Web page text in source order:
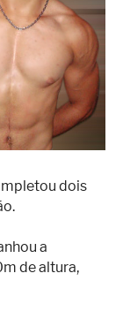
dois
a
de altura,